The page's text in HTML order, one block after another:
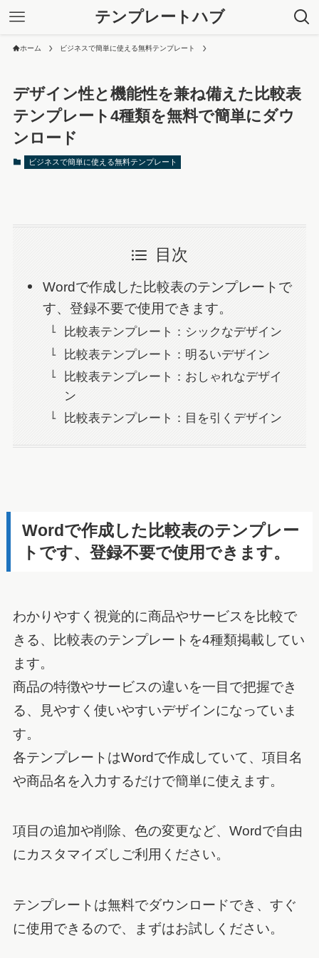
テンプレートハブ
ホーム ビジネスで簡単に使える無料テンプレート
デザイン性と機能性を兼ね備えた比較表
テンプレート4種類を無料で簡単にダウ
ンロード
ビジネスで簡単に使える無料テンプレート
目次
Wordで作成した比較表のテンプレートで
す、登録不要で使用できます。
比較表テンプレート：シックなデザイン
比較表テンプレート：明るいデザイン
比較表テンプレート：おしゃれなデザイ
ン
比較表テンプレート：目を引くデザイン
Wordで作成した比較表のテンプレー
トです、登録不要で使用できます。
わかりやすく視覚的に商品やサービスを比較で
きる、比較表のテンプレートを4種類掲載してい
ます。
商品の特徴やサービスの違いを一目で把握でき
る、見やすく使いやすいデザインになっていま
す。
各テンプレートはWordで作成していて、項目名
や商品名を入力するだけで簡単に使えます。
項目の追加や削除、色の変更など、Wordで自由
にカスタマイズしご利用ください。
テンプレートは無料でダウンロードでき、すぐ
に使用できるので、まずはお試しください。